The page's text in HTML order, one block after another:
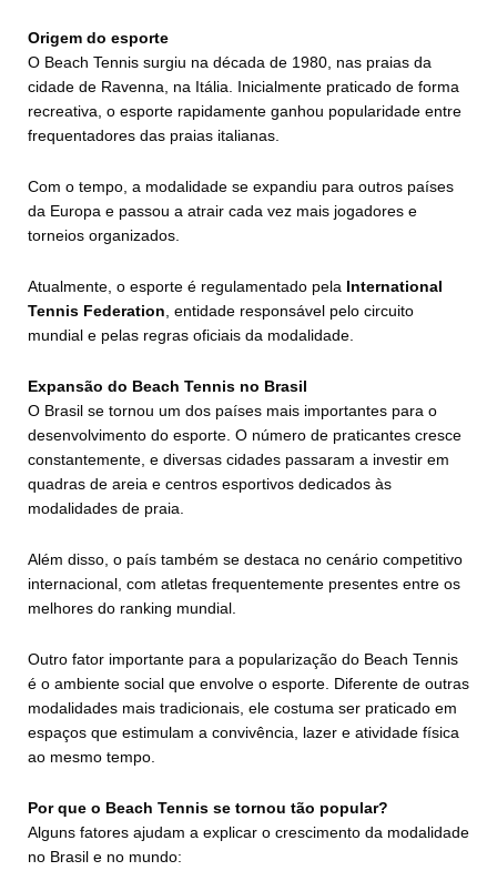
Origem do esporte
O Beach Tennis surgiu na década de 1980, nas praias da
cidade de Ravenna, na Itália. Inicialmente praticado de forma
recreativa, o esporte rapidamente ganhou popularidade entre
frequentadores das praias italianas.
Com o tempo, a modalidade se expandiu para outros países
da Europa e passou a atrair cada vez mais jogadores e
torneios organizados.
Atualmente, o esporte é regulamentado pela International
Tennis Federation, entidade responsável pelo circuito
mundial e pelas regras oficiais da modalidade.
Expansão do Beach Tennis no Brasil
O Brasil se tornou um dos países mais importantes para o
desenvolvimento do esporte. O número de praticantes cresce
constantemente, e diversas cidades passaram a investir em
quadras de areia e centros esportivos dedicados às
modalidades de praia.
Além disso, o país também se destaca no cenário competitivo
internacional, com atletas frequentemente presentes entre os
melhores do ranking mundial.
Outro fator importante para a popularização do Beach Tennis
é o ambiente social que envolve o esporte. Diferente de outras
modalidades mais tradicionais, ele costuma ser praticado em
espaços que estimulam a convivência, lazer e atividade física
ao mesmo tempo.
Por que o Beach Tennis se tornou tão popular?
Alguns fatores ajudam a explicar o crescimento da modalidade
no Brasil e no mundo: